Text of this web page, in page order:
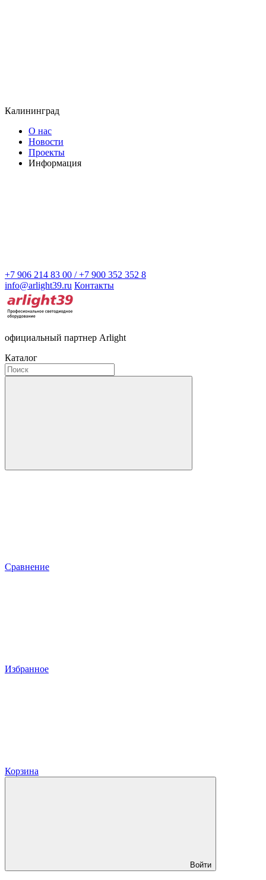
Калининград
О нас
Новости
Проекты
Информация
+7 906 214 83 00 / +7 900 352 352 8
info@arlight39.ru Контакты
официальный партнер Arlight
Каталог
Сравнение
Избранное
Корзина
Войти